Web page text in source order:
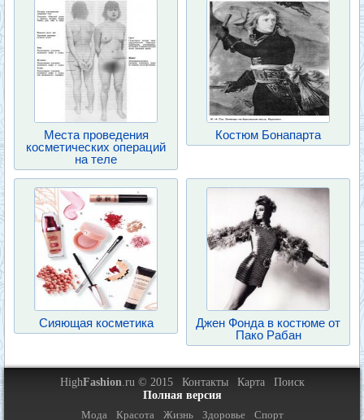
Места проведения
косметических операций
на теле
Костюм Бонапарта
Сияющая косметика
Джен Фонда в костюме от
Пако Рабан
HighFashion.ru © 2015 Контакты Карта
Поиск
Полная версия
Мода
Красота Жизнь Здоровье Спорт